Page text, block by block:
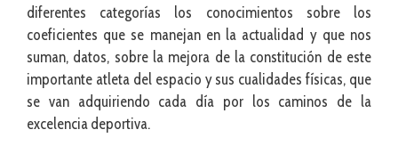
diferentes categorías los conocimientos sobre los
coeficientes que se manejan en la actualidad y que nos
suman, datos, sobre la mejora de la constitución de este
importante atleta del espacio y sus cualidades físicas, que
se van adquiriendo cada día por los caminos de la
excelencia deportiva.